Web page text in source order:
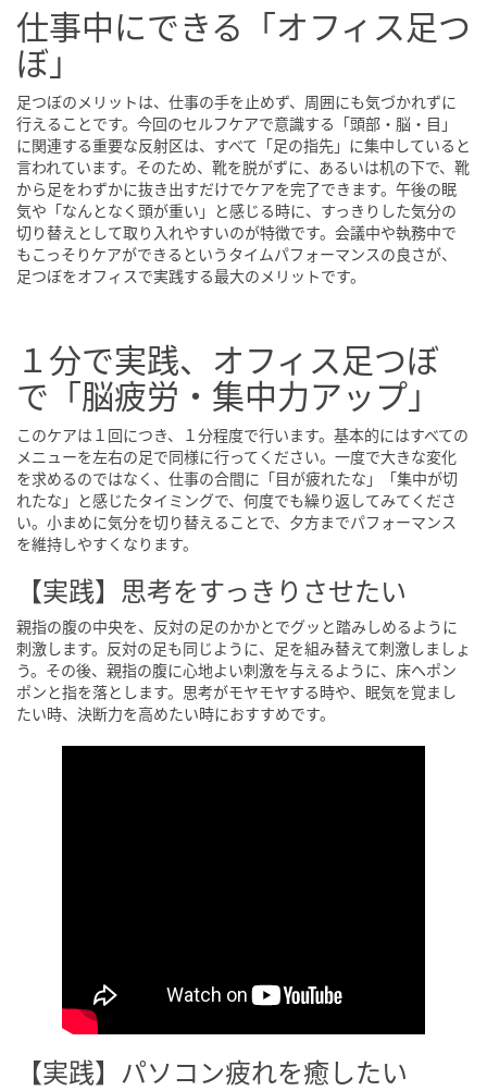
仕事中にできる「オフィス足つ
ぼ」
足つぼのメリットは、仕事の手を止めず、周囲にも気づかれずに
行えることです。今回のセルフケアで意識する「頭部・脳・目」
に関連する重要な反射区は、すべて「足の指先」に集中していると
言われています。そのため、靴を脱がずに、あるいは机の下で、靴
から足をわずかに抜き出すだけでケアを完了できます。午後の眠
気や「なんとなく頭が重い」と感じる時に、すっきりした気分の
切り替えとして取り入れやすいのが特徴です。会議中や執務中で
もこっそりケアができるというタイムパフォーマンスの良さが、
足つぼをオフィスで実践する最大のメリットです。
１分で実践、オフィス足つぼ
で「脳疲労・集中力アップ」
このケアは１回につき、１分程度で行います。基本的にはすべての
メニューを左右の足で同様に行ってください。一度で大きな変化
を求めるのではなく、仕事の合間に「目が疲れたな」「集中が切
れたな」と感じたタイミングで、何度でも繰り返してみてくださ
い。小まめに気分を切り替えることで、夕方までパフォーマンス
を維持しやすくなります。
【実践】思考をすっきりさせたい
親指の腹の中央を、反対の足のかかとでグッと踏みしめるように
刺激します。反対の足も同じように、足を組み替えて刺激しましょ
う。その後、親指の腹に心地よい刺激を与えるように、床へポン
ポンと指を落とします。思考がモヤモヤする時や、眠気を覚まし
たい時、決断力を高めたい時におすすめです。
【実践】パソコン疲れを癒したい